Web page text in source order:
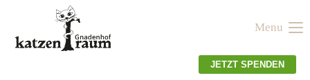
Der Eintrag "offcanvas-col1" existiert leider nicht.
Menu
JETZT SPENDEN